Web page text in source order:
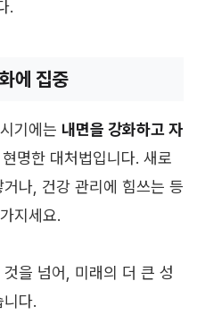
.
에 집중
기에는 내면을 강화하고 자
명한 대처법입니다. 새로
나, 건강 관리에 힘쓰는 등
지세요.
을 넘어, 미래의 더 큰 성
다.